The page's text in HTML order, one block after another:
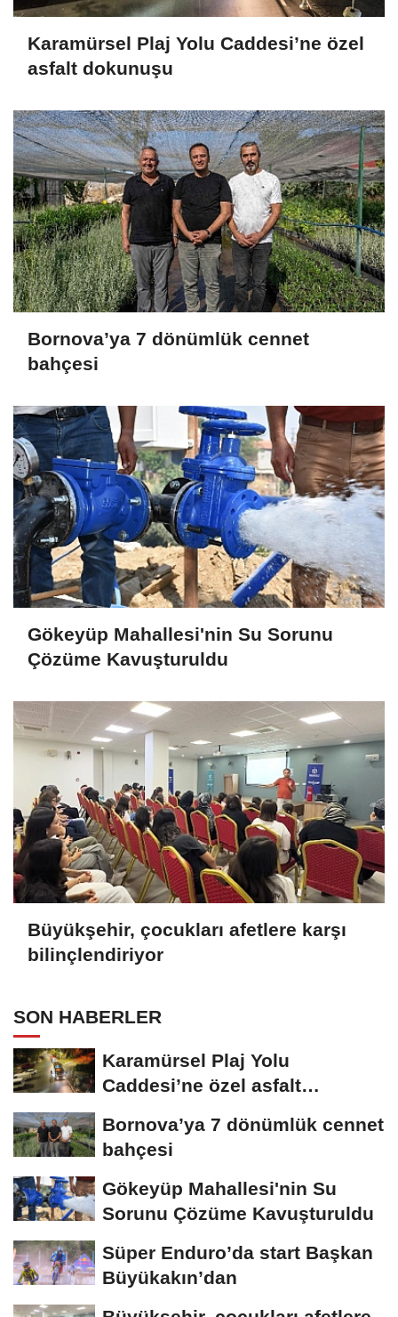
Karamürsel Plaj Yolu Caddesi’ne özel
asfalt dokunuşu
Bornova’ya 7 dönümlük cennet
bahçesi
Gökeyüp Mahallesi'nin Su Sorunu
Çözüme Kavuşturuldu
Büyükşehir, çocukları afetlere karşı
bilinçlendiriyor
SON HABERLER
Karamürsel Plaj Yolu
Caddesi’ne özel asfalt
Bornova’ya 7 dönümlük cennet
bahçesi
Gökeyüp Mahallesi'nin Su
Sorunu Çözüme Kavuşturuldu
Süper Enduro’da start Başkan
Büyükakın’dan